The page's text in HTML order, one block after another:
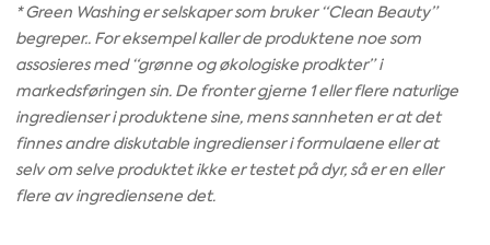
* Green Washing er selskaper som bruker “Clean Beauty”
begreper.. For eksempel kaller de produktene noe som
assosieres med “grønne og økologiske prodkter” i
markedsføringen sin. De fronter gjerne 1 eller flere naturlige
ingredienser i produktene sine, mens sannheten er at det
finnes andre diskutable ingredienser i formulaene eller at
selv om selve produktet ikke er testet på dyr, så er en eller
flere av ingrediensene det.